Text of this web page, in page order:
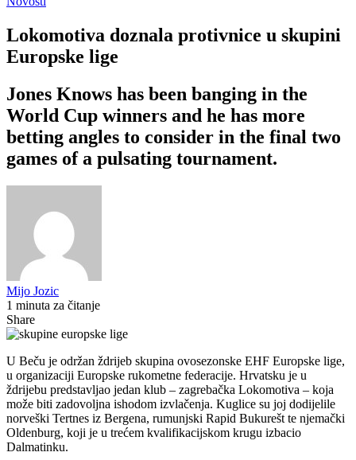
Lokomotiva doznala protivnice u skupini
Europske lige
Jones Knows has been banging in the
World Cup winners and he has more
betting angles to consider in the final two
games of a pulsating tournament.
Mijo Jozic
1 minuta za čitanje
Share
U Beču je održan ždrijeb skupina ovosezonske EHF Europske lige,
u organizaciji Europske rukometne federacije. Hrvatsku je u
ždrijebu predstavljao jedan klub – zagrebačka Lokomotiva – koja
može biti zadovoljna ishodom izvlačenja. Kuglice su joj dodijelile
norveški Tertnes iz Bergena, rumunjski Rapid Bukurešt te njemački
Oldenburg, koji je u trećem kvalifikacijskom krugu izbacio
Dalmatinku.